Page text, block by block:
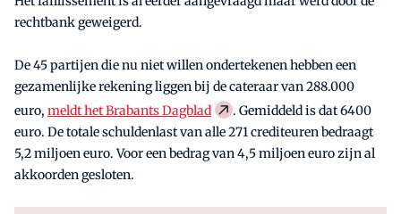
rechtbank geweigerd.
De 45 partijen die nu niet willen ondertekenen hebben een
gezamenlijke rekening liggen bij de cateraar van 288.000
euro, meldt het Brabants Dagblad
. Gemiddeld is dat 6400
euro. De totale schuldenlast van alle 271 crediteuren bedraagt
5,2 miljoen euro. Voor een bedrag van 4,5 miljoen euro zijn al
akkoorden gesloten.